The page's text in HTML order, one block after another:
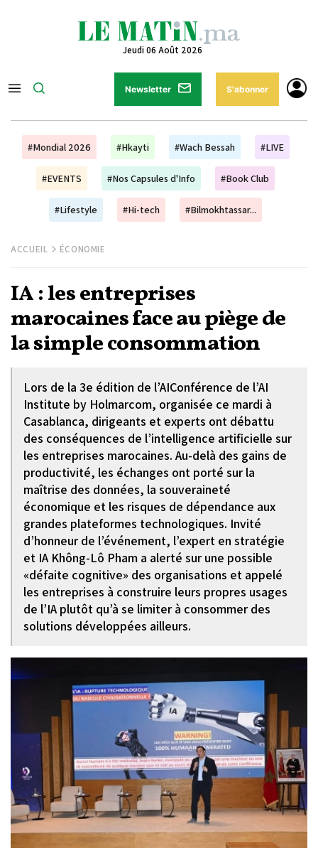
Jeudi 06 Août 2026
Newsletter S'abonner
#Mondial 2026 #Hkayti #Wach Bessah #LIVE
#EVENTS #Nos Capsules d'Info #Book Club
#Lifestyle #Hi-tech #Bilmokhtassar...
ACCUEIL ÉCONOMIE
IA : les entreprises
marocaines face au piège de
la simple consommation
Lors de la 3e édition de l’AIConférence de l’AI
Institute by Holmarcom, organisée ce mardi à
Casablanca, dirigeants et experts ont débattu
des conséquences de l’intelligence artificielle sur
les entreprises marocaines. Au-delà des gains de
productivité, les échanges ont porté sur la
maîtrise des données, la souveraineté
économique et les risques de dépendance aux
grandes plateformes technologiques. Invité
d’honneur de l’événement, l’expert en stratégie
et IA Không-Lô Pham a alerté sur une possible
«défaite cognitive» des organisations et appelé
les entreprises à construire leurs propres usages
de l’IA plutôt qu’à se limiter à consommer des
solutions développées ailleurs.